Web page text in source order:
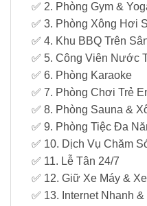
✅ 2. Phòng Gym &
✅ 3. Phòng Xông Hơi
✅ 4. Khu BBQ Trên
✅ 5. Công Viên Nước
✅ 6. Phòng Karaoke
✅ 7. Phòng Chơi Trẻ
✅ 8. Phòng Sauna &
✅ 9. Phòng Tiệc Đa
✅ 10. Dịch Vụ Chăm
✅ 11. Lễ Tân 24/7
✅ 12. Giữ Xe Máy &
✅ 13. Internet Nhanh